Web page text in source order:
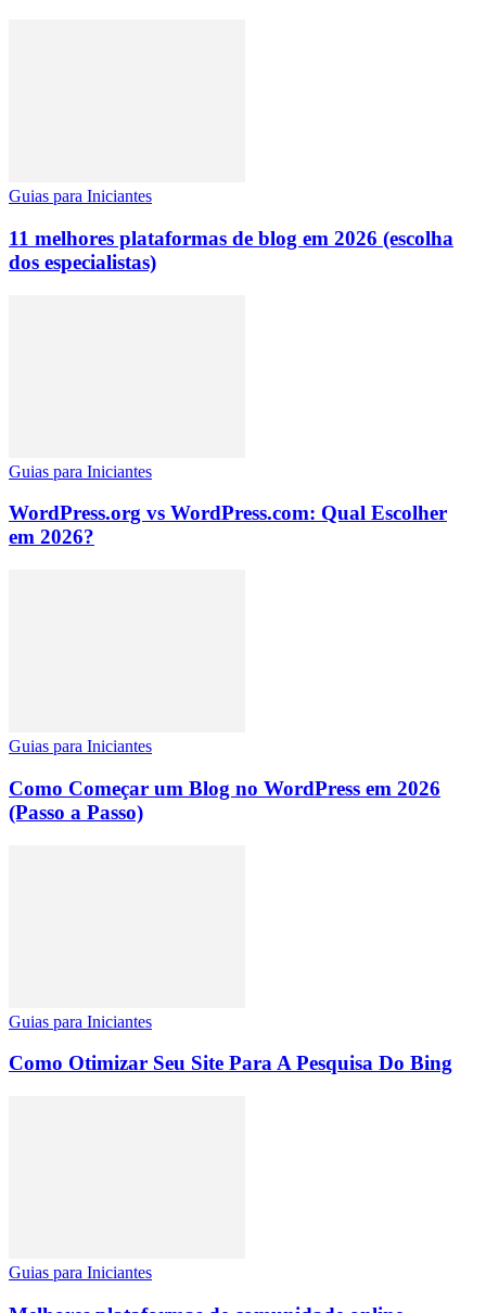
Guias para Iniciantes
11 melhores plataformas de blog em 2026 (escolha
dos especialistas)
Guias para Iniciantes
WordPress.org vs WordPress.com: Qual Escolher
em 2026?
Guias para Iniciantes
Como Começar um Blog no WordPress em 2026
(Passo a Passo)
Guias para Iniciantes
Como Otimizar Seu Site Para A Pesquisa Do Bing
Guias para Iniciantes